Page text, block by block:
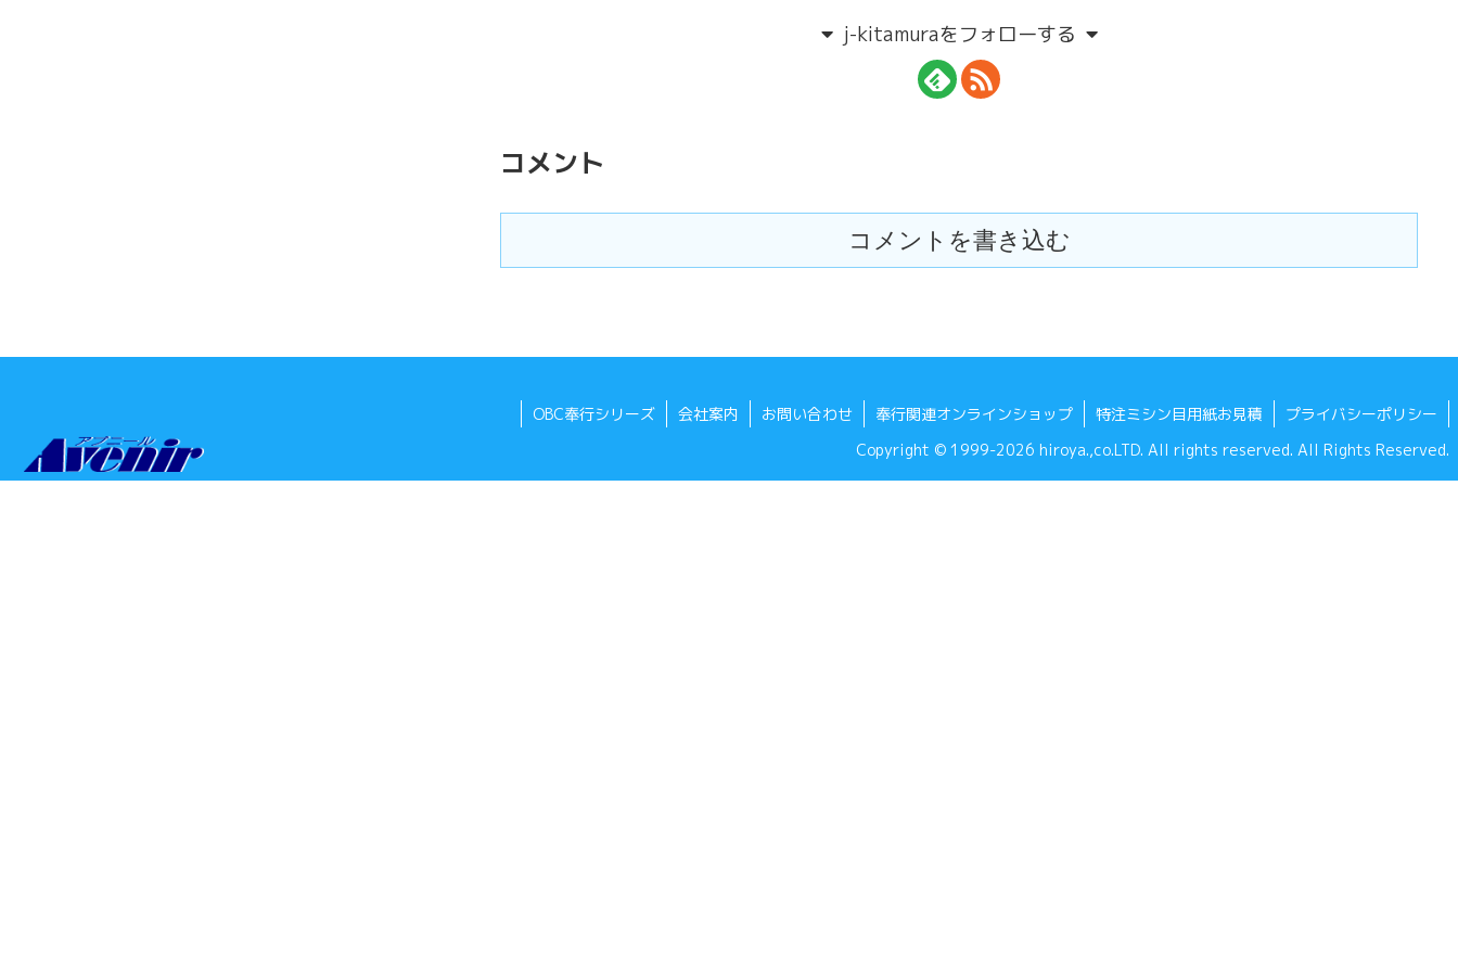
j-kitamuraをフォローする
コメント
コメントを書き込む
OBC奉行シリーズ 会社案内 お問い合わせ 奉行関連オンラインショップ 特注ミシン目用紙お見積
プライバシーポリシー
Copyright © 1999-2026 hiroya.,co.LTD. All rights reserved. All Rights Reserved.